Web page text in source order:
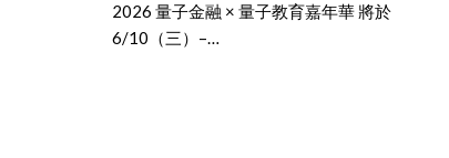
2026 量子金融 × 量子教育嘉年華 將於
6/10（三）–…